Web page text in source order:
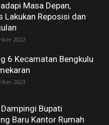
Masa Depan,
Lakukan Reposisi dan
2022
6 Kecamatan Bengkulu
2023
Dampingi Bupati
Baru Kantor Rumah